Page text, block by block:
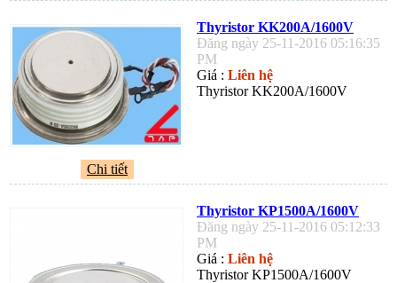
Thyristor KK200A/1600V
Đăng ngày 25-11-2016 05:16:35
PM
Giá : Liên hệ
Thyristor KK200A/1600V
Chi tiết
Thyristor KP1500A/1600V
Đăng ngày 25-11-2016 05:12:33
PM
Giá : Liên hệ
Thyristor KP1500A/1600V